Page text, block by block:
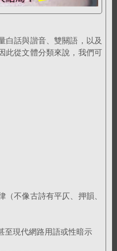
白話與諧音、雙關語，以及
此從文體分類來說，我們可
（不像古詩有平仄、押韻、
至現代網路用語或性暗示